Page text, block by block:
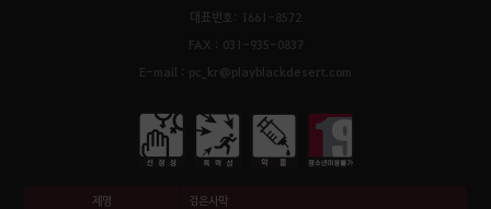
대표번호: 1661-8572
FAX : 031-935-0837
E-mail : pc_kr@playblackdesert.com
제명 검은사막